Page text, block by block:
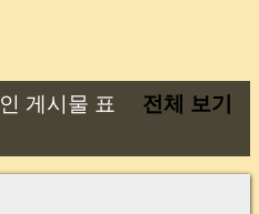
인 게시물 표
전체 보기